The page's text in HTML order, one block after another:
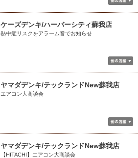
ケーズデンキ/ハーバーシティ蘇我店
熱中症リスクをアラーム音でお知らせ
ヤマダデンキ/テックランドNew蘇我店
エアコン大商談会
ヤマダデンキ/テックランドNew蘇我店
【HITACHI】エアコン大商談会